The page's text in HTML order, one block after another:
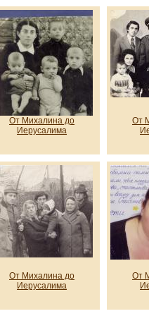
От Михалина до
Иерусалима
От
От Михалина до
Иерусалима
От